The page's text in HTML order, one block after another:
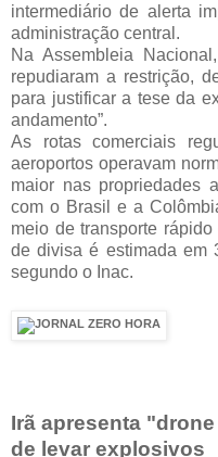
intermediário de alerta
administração central.
Na Assembleia
repudiaram a restrição,
para justificar a tese da
andamento”.
As rotas comerciais
aeroportos operavam
maior nas propriedades
com o Brasil e a
meio de transporte
de divisa é estimada em
segundo o Inac.
Irã apresenta
de levar explosivos